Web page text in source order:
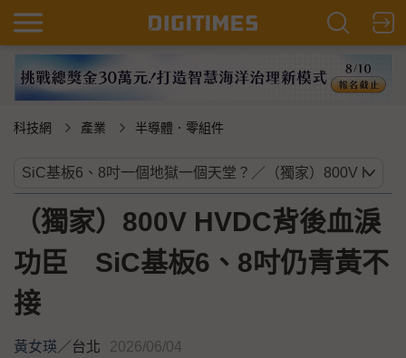
科技網 產業 半導體．零組件
（獨家）800V HVDC背後血淚
功臣 SiC基板6、8吋仍青黃不
接
黃女瑛／台北 2026/06/04